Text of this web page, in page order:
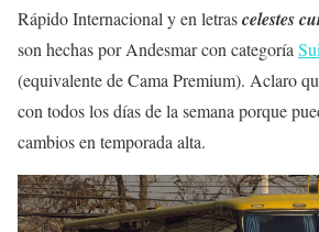
Rápido Internacional y en letrascelestes
son hechas por Andesmar con categoría
(equivalente de Cama Premium). Aclaro
con todos los días de la semana porque
cambios en temporada alta.